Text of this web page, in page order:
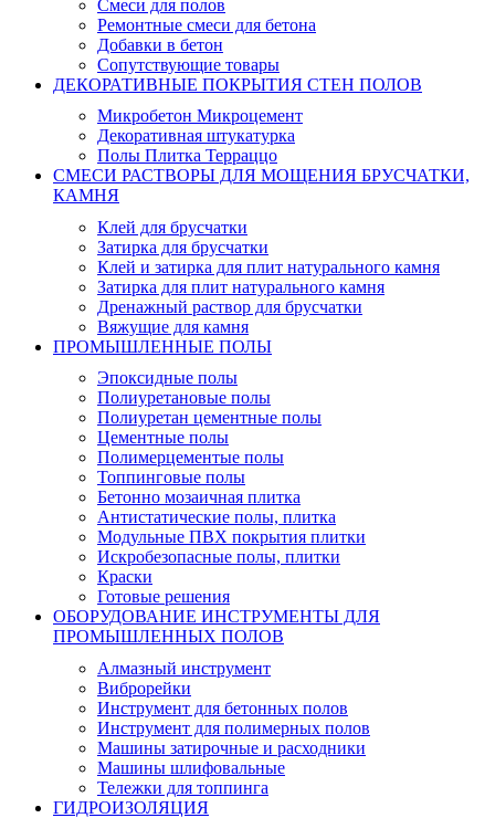
Смеси для полов
Ремонтные смеси для бетона
Добавки в бетон
Сопутствующие товары
ДЕКОРАТИВНЫЕ ПОКРЫТИЯ СТЕН ПОЛОВ
Микробетон Микроцемент
Декоративная штукатурка
Полы Плитка Терраццо
СМЕСИ РАСТВОРЫ ДЛЯ МОЩЕНИЯ БРУСЧАТКИ,
КАМНЯ
Клей для брусчатки
Затирка для брусчатки
Клей и затирка для плит натурального камня
Затирка для плит натурального камня
Дренажный раствор для брусчатки
Вяжущие для камня
ПРОМЫШЛЕННЫЕ ПОЛЫ
Эпоксидные полы
Полиуретановые полы
Полиуретан цементные полы
Цементные полы
Полимерцементые полы
Топпинговые полы
Бетонно мозаичная плитка
Антистатические полы, плитка
Модульные ПВХ покрытия плитки
Искробезопасные полы, плитки
Краски
Готовые решения
ОБОРУДОВАНИЕ ИНСТРУМЕНТЫ ДЛЯ
ПРОМЫШЛЕННЫХ ПОЛОВ
Алмазный инструмент
Виброрейки
Инструмент для бетонных полов
Инструмент для полимерных полов
Машины затирочные и расходники
Машины шлифовальные
Тележки для топпинга
ГИДРОИЗОЛЯЦИЯ